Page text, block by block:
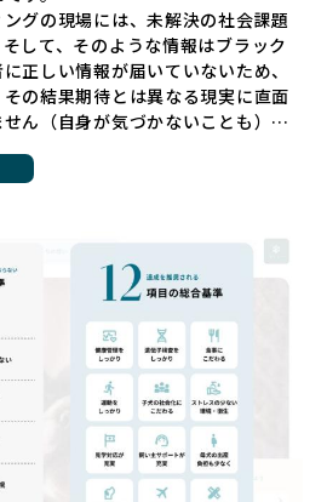
グの現場には、未解決の社会課題
して、そのような情報はブラック
正しい情報が届いていないため、
の結果期待とは異なる現実に直面
ん（自身が気づかないことも）。
を抱えていたり、またブリーダー
す。こうした問題は、消費者にと
ワンちゃん自身にとっても非常に
い情報と安心して選べる場所を提
す。BreederFamiliesでは、ワンち
「優良ブリーダー」のみを独自の
評価基準や評価結果をオープンに
消費者の皆様が安心して子犬やブ
えています。
しい情報をもとに優良ブリーダー